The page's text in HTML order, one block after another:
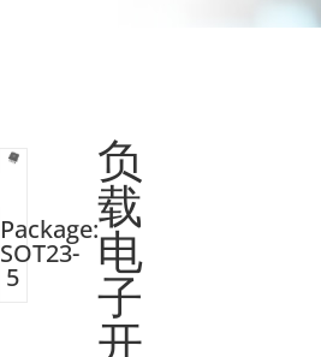
Package:
SOT23-
5
负
载
电
子
开